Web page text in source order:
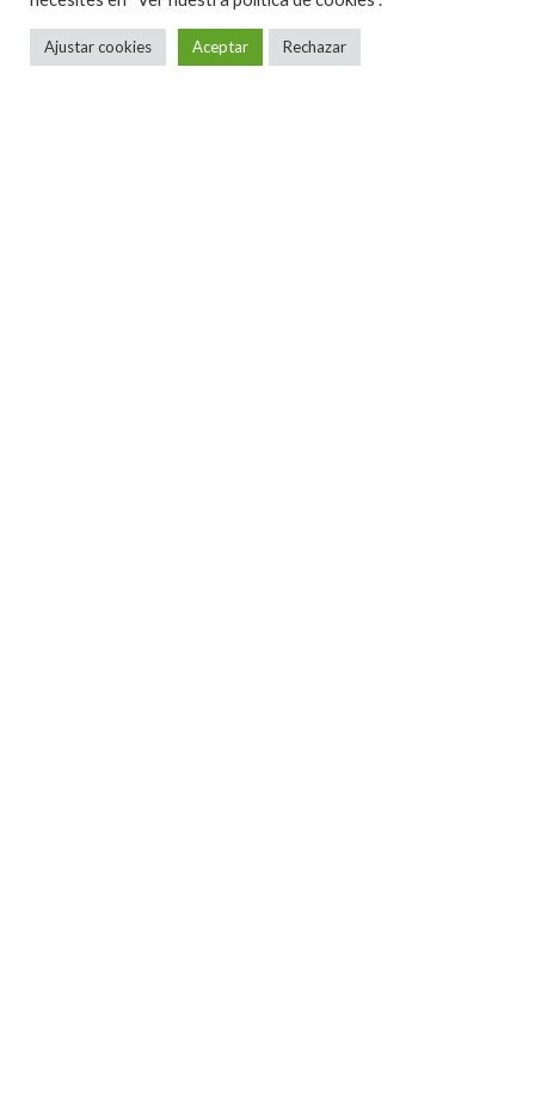
Ajustar cookies Aceptar Rechazar